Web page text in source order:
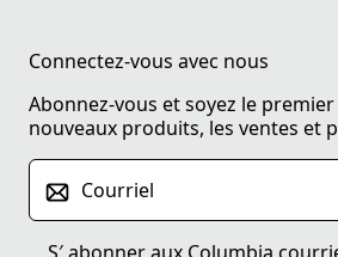
Connectez-vous avec nous
Abonnez-vous et soyez le
nouveaux produits, les ventes et
Courriel